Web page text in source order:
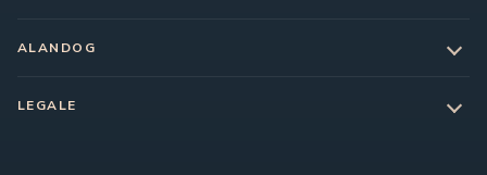
ALANDOG
LEGALE